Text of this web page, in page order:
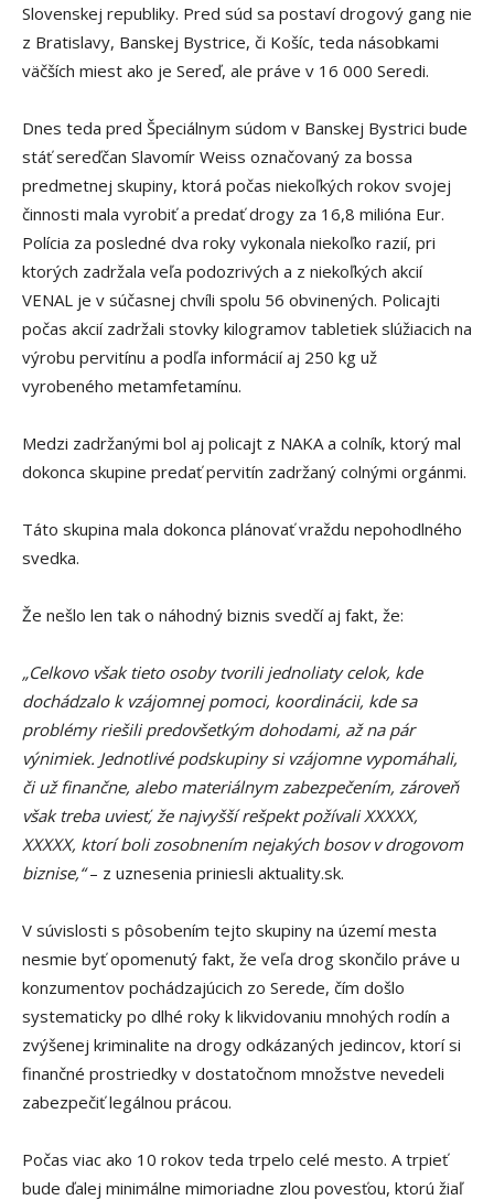
Slovenskej republiky. Pred súd sa postaví drogový gang nie
z Bratislavy, Banskej Bystrice, či Košíc, teda násobkami
väčších miest ako je Sereď, ale práve v 16 000 Seredi.
Dnes teda pred Špeciálnym súdom v Banskej Bystrici bude
stáť sereďčan Slavomír Weiss označovaný za bossa
predmetnej skupiny, ktorá počas niekoľkých rokov svojej
činnosti mala vyrobiť a predať drogy za 16,8 milióna Eur.
Polícia za posledné dva roky vykonala niekoľko razií, pri
ktorých zadržala veľa podozrivých a z niekoľkých akcií
VENAL je v súčasnej chvíli spolu 56 obvinených. Policajti
počas akcií zadržali stovky kilogramov tabletiek slúžiacich na
výrobu pervitínu a podľa informácií aj 250 kg už
vyrobeného metamfetamínu.
Medzi zadržanými bol aj policajt z NAKA a colník, ktorý mal
dokonca skupine predať pervitín zadržaný colnými orgánmi.
Táto skupina mala dokonca plánovať vraždu nepohodlného
svedka.
Že nešlo len tak o náhodný biznis svedčí aj fakt, že:
„Celkovo však tieto osoby tvorili jednoliaty celok, kde
dochádzalo k vzájomnej pomoci, koordinácii, kde sa
problémy riešili predovšetkým dohodami, až na pár
výnimiek. Jednotlivé podskupiny si vzájomne vypomáhali,
či už finančne, alebo materiálnym zabezpečením, zároveň
však treba uviesť, že najvyšší rešpekt požívali XXXXX,
XXXXX, ktorí boli zosobnením nejakých bosov v drogovom
biznise,“– z uznesenia priniesli aktuality.sk.
V súvislosti s pôsobením tejto skupiny na území mesta
nesmie byť opomenutý fakt, že veľa drog skončilo práve u
konzumentov pochádzajúcich zo Serede, čím došlo
systematicky po dlhé roky k likvidovaniu mnohých rodín a
zvýšenej kriminalite na drogy odkázaných jedincov, ktorí si
finančné prostriedky v dostatočnom množstve nevedeli
zabezpečiť legálnou prácou.
Počas viac ako 10 rokov teda trpelo celé mesto. A trpieť
bude ďalej minimálne mimoriadne zlou povesťou, ktorú žiaľ